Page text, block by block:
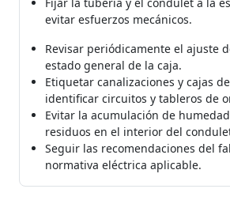
evitar esfuerzos mecánicos.
Revisar periódicamente el ajuste
estado general de la caja.
Etiquetar canalizaciones y cajas
identificar circuitos y tableros de
Evitar la acumulación de
residuos en el interior del
Seguir las recomendaciones del
normativa eléctrica aplicable.